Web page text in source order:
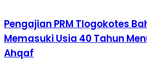
Web
Pengajian PRM Tlogokotes
Memasuki Usia 40 Tahun
Ahqaf